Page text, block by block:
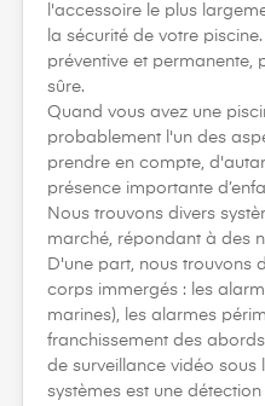
l'accessoire le plus
la sécurité de votre
préventive et permanente,
sûre.
Quand vous avez une
probablement l'un des
prendre en compte,
présence importante
Nous trouvons divers
marché, répondant à des
D'une part, nous trouvons
corps immergés : les
marines), les alarmes
franchissement des
de surveillance vidéo sous
systèmes est une